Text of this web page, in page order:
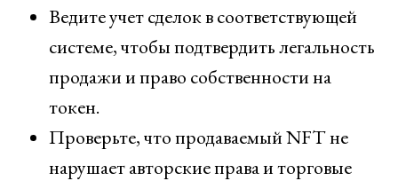
Ведите учет сделок в соответствующей
системе, чтобы подтвердить легальность
продажи и право собственности на
токен.
Проверьте, что продаваемый NFT не
нарушает авторские права и торговые